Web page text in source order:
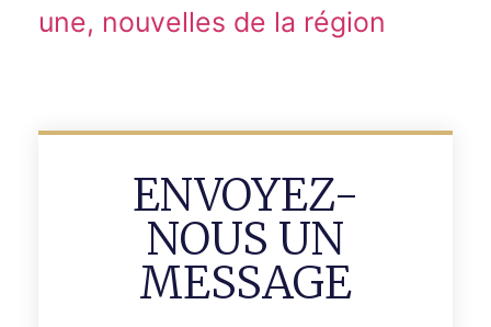
une, nouvelles de la région
ENVOYEZ-
NOUS UN
MESSAGE